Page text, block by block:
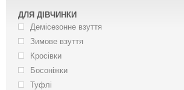
ДЛЯ ДІВЧИНКИ
Демісезонне взуття
Зимове взуття
Кросівки
Босоніжки
Туфлі